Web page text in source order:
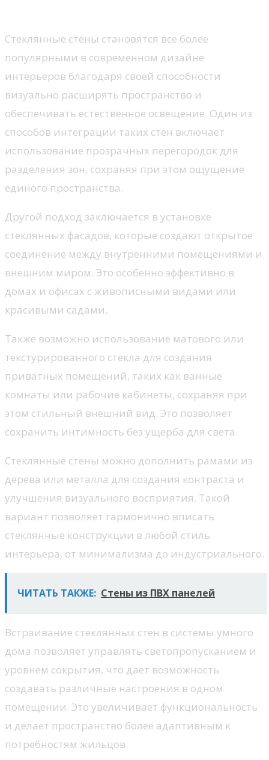
Стеклянные стены становятся все более
популярными в современном дизайне
интерьеров благодаря своей способности
визуально расширять пространство и
обеспечивать естественное освещение. Один из
способов интеграции таких стен включает
использование прозрачных перегородок для
разделения зон, сохраняя при этом ощущение
единого пространства.
Другой подход заключается в установке
стеклянных фасадов, которые создают открытое
соединение между внутренними помещениями и
внешним миром. Это особенно эффективно в
домах и офисах с живописными видами или
красивыми садами.
Также возможно использование матового или
текстурированного стекла для создания
приватных помещений, таких как ванные
комнаты или рабочие кабинеты, сохраняя при
этом стильный внешний вид. Это позволяет
сохранить интимность без ущерба для света.
Стеклянные стены можно дополнить рамами из
дерева или металла для создания контраста и
улучшения визуального восприятия. Такой
вариант позволяет гармонично вписать
стеклянные конструкции в любой стиль
интерьера, от минимализма до индустриального.
ЧИТАТЬ ТАКЖЕ: Стены из ПВХ панелей
Встраивание стеклянных стен в системы умного
дома позволяет управлять светопропусканием и
уровнем сокрытия, что дает возможность
создавать различные настроения в одном
помещении. Это увеличивает функциональность
и делает пространство более адаптивным к
потребностям жильцов.